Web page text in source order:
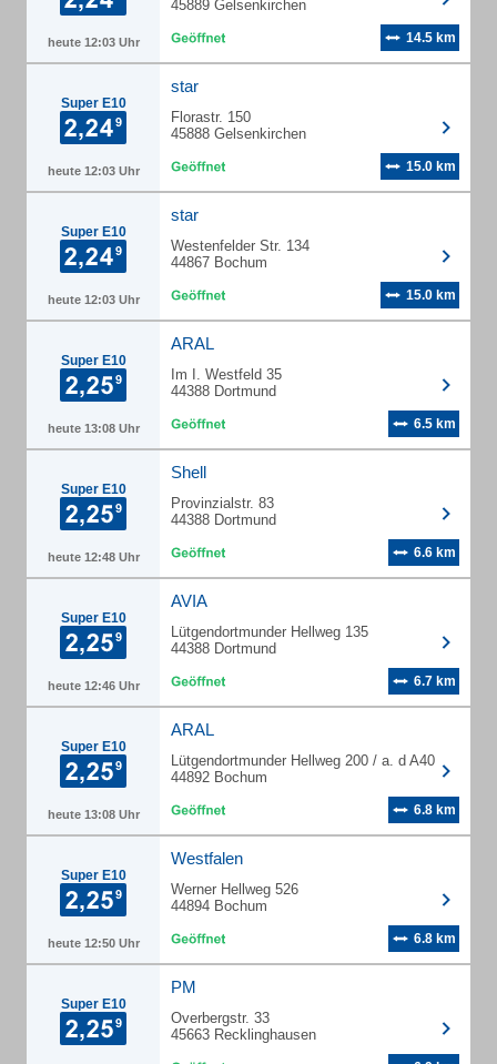
heute 12:03 Uhr
45889 Gelsenkirchen
14.5 km
Super E10
heute 12:03 Uhr
star
Florastr. 150
45888 Gelsenkirchen
15.0 km
Super E10
heute 12:03 Uhr
star
Westenfelder Str. 134
44867 Bochum
15.0 km
Super E10
heute 13:08 Uhr
ARAL
Im I. Westfeld 35
44388 Dortmund
6.5 km
Super E10
heute 12:48 Uhr
Shell
Provinzialstr. 83
44388 Dortmund
6.6 km
Super E10
heute 12:46 Uhr
AVIA
Lütgendortmunder Hellweg 135
44388 Dortmund
6.7 km
Super E10
heute 13:08 Uhr
ARAL
Lütgendortmunder Hellweg 200 / a. d A40
44892 Bochum
6.8 km
Super E10
heute 12:50 Uhr
Westfalen
Werner Hellweg 526
44894 Bochum
6.8 km
Super E10
PM
Overbergstr. 33
45663 Recklinghausen